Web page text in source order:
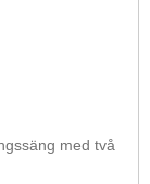
med två